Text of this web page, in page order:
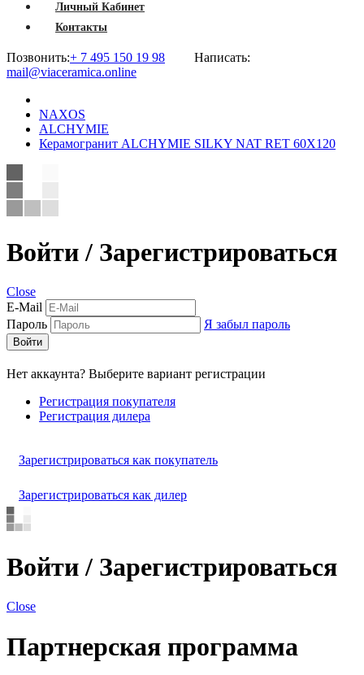
Личный Кабинет
Контакты
Позвонить:+ 7 495 150 19 98 Написать:
mail@viaceramica.online
NAXOS
ALCHYMIE
Керамогранит ALCHYMIE SILKY NAT RET 60X120
Войти / Зарегистрироваться
Close
E-Mail
Пароль
Я забыл пароль
Войти
Нет аккаунта? Выберите вариант регистрации
Регистрация покупателя
Регистрация дилера
Зарегистрироваться как покупатель
Зарегистрироваться как дилер
Войти / Зарегистрироваться
Close
Партнерская программа